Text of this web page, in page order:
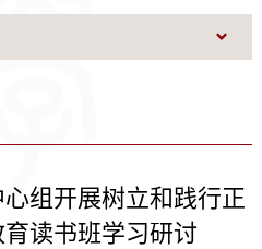
组开展树立和践行正
读书班学习研讨